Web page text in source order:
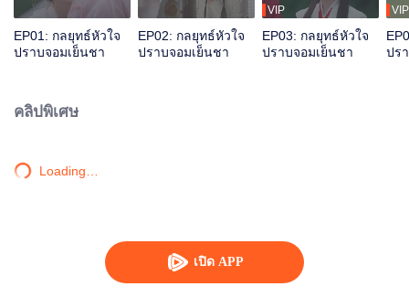
เปิด APP
EP01: กลยุทธ์หัวใจ
ปราบจอมเย็นชา
EP02: กลยุทธ์หัวใจ
ปราบจอมเย็นชา
VIP
EP03: กลยุทธ์หัวใจ
ปราบจอมเย็นชา
VIP
ปร
คลิปพิเศษ
Loading…